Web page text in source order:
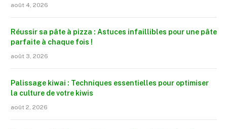
août 4, 2026
Réussir sa pâte à pizza : Astuces infaillibles pour une pâte
parfaite à chaque fois !
août 3, 2026
Palissage kiwai : Techniques essentielles pour optimiser
la culture de votre kiwis
août 2, 2026